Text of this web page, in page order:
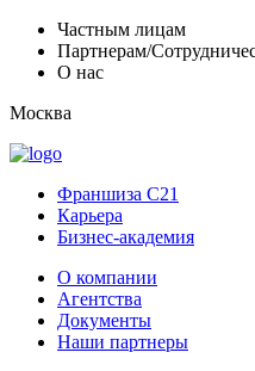
Частным лицам
Партнерам/
О нас
Москва
Франшиза C21
Карьера
Бизнес-академия
О компании
Агентства
Документы
Наши партнеры